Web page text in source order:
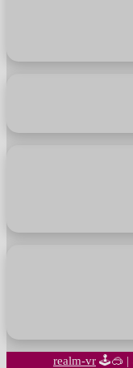
🥽🕹
realm-vr